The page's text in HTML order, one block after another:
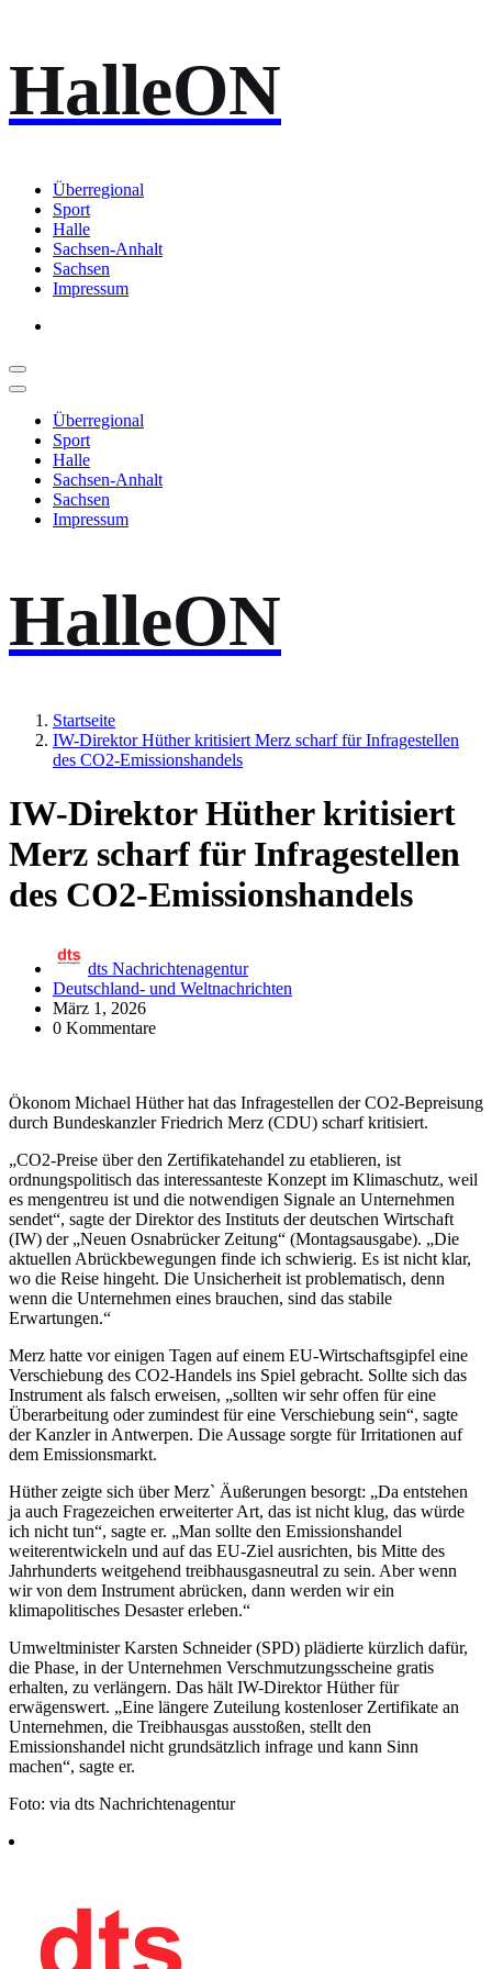
Inhalt
springen
HalleON
Überregional
Sport
Halle
Sachsen-Anhalt
Sachsen
Impressum
Überregional
Sport
Halle
Sachsen-Anhalt
Sachsen
Impressum
HalleON
Startseite
IW-Direktor Hüther kritisiert Merz scharf für Infragestellen
des CO2-Emissionshandels
IW-Direktor Hüther kritisiert
Merz scharf für Infragestellen
des CO2-Emissionshandels
dts Nachrichtenagentur
Deutschland- und Weltnachrichten
März 1, 2026
0 Kommentare
Ökonom Michael Hüther hat das Infragestellen der CO2-Bepreisung
durch Bundeskanzler Friedrich Merz (CDU) scharf kritisiert.
„CO2-Preise über den Zertifikatehandel zu etablieren, ist
ordnungspolitisch das interessanteste Konzept im Klimaschutz, weil
es mengentreu ist und die notwendigen Signale an Unternehmen
sendet“, sagte der Direktor des Instituts der deutschen Wirtschaft
(IW) der „Neuen Osnabrücker Zeitung“ (Montagsausgabe). „Die
aktuellen Abrückbewegungen finde ich schwierig. Es ist nicht klar,
wo die Reise hingeht. Die Unsicherheit ist problematisch, denn
wenn die Unternehmen eines brauchen, sind das stabile
Erwartungen.“
Merz hatte vor einigen Tagen auf einem EU-Wirtschaftsgipfel eine
Verschiebung des CO2-Handels ins Spiel gebracht. Sollte sich das
Instrument als falsch erweisen, „sollten wir sehr offen für eine
Überarbeitung oder zumindest für eine Verschiebung ⁠sein“, sagte
der Kanzler in Antwerpen. Die Aussage sorgte für Irritationen auf
dem Emissionsmarkt.
Hüther zeigte sich über Merz` Äußerungen besorgt: „Da entstehen
ja auch Fragezeichen erweiterter Art, das ist nicht klug, das würde
ich nicht tun“, sagte er. „Man sollte den Emissionshandel
weiterentwickeln und auf das EU-Ziel ausrichten, bis Mitte des
Jahrhunderts weitgehend treibhausgasneutral zu sein. Aber wenn
wir von dem Instrument abrücken, dann werden wir ein
klimapolitisches Desaster erleben.“
Umweltminister Karsten Schneider (SPD) plädierte kürzlich dafür,
die Phase, in der Unternehmen Verschmutzungsscheine gratis
erhalten, zu verlängern. Das hält IW-Direktor Hüther für
erwägenswert. „Eine längere Zuteilung kostenloser Zertifikate an
Unternehmen, die Treibhausgas ausstoßen, stellt den
Emissionshandel nicht grundsätzlich infrage und kann Sinn
machen“, sagte er.
Foto: via dts Nachrichtenagentur